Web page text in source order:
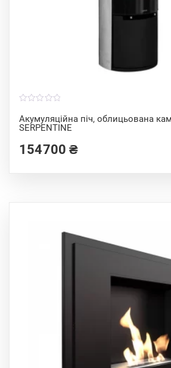
Акумуляційна піч, облицьована
SERPENTINE
o
u
t
f154700₴